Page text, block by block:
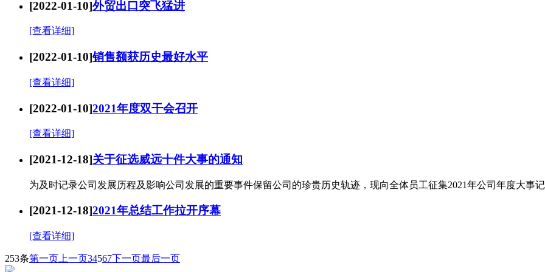
[2022-01-10]外贸出口突飞猛进
[查看详细]
[2022-01-10]销售额获历史最好水平
[查看详细]
[2022-01-10]2021年度双干会召开
[查看详细]
[2021-12-18]关于征选威远十件大事的通知
为及时记录公司发展历程及影响公司发展的重要事件保留公司的珍贵历史轨迹，现向全体员工征集2021年公司年度大事
[2021-12-18]2021年总结工作拉开序幕
[查看详细]
253条第一页 上一页34567下一页最后一页